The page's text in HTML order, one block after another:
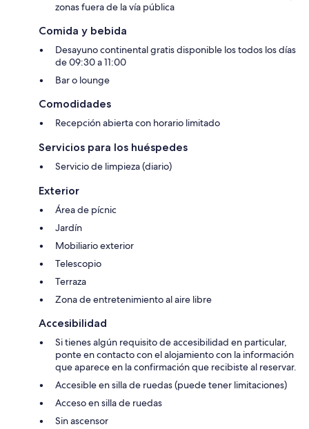
zonas fuera de la vía pública
Comida y bebida
Desayuno continental gratis disponible los todos los días
de 09:30 a 11:00
Bar o lounge
Comodidades
Recepción abierta con horario limitado
Servicios para los huéspedes
Servicio de limpieza (diario)
Exterior
Área de pícnic
Jardín
Mobiliario exterior
Telescopio
Terraza
Zona de entretenimiento al aire libre
Accesibilidad
Si tienes algún requisito de accesibilidad en particular,
ponte en contacto con el alojamiento con la información
que aparece en la confirmación que recibiste al reservar.
Accesible en silla de ruedas (puede tener limitaciones)
Acceso en silla de ruedas
Sin ascensor